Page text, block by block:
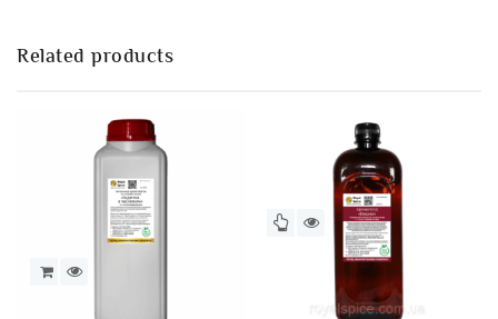
Related products